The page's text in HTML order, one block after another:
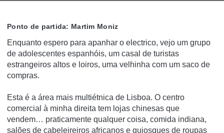
Ponto de partida: Martim Moniz
Enquanto espero para apanhar o electrico, vejo um grupo
de adolescentes espanhóis, um casal de turistas
estrangeiros altos e loiros, uma velhinha com um saco de
compras.
Esta é a área mais multiétnica de Lisboa. O centro
comercial à minha direita tem lojas chinesas que
vendem… praticamente qualquer coisa, comida indiana,
salões de cabeleireiros africanos e quiosques de roupas